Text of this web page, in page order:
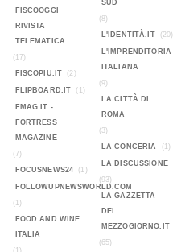
FISCOOGGI
RIVISTA
TELEMATICA
(17)
FISCOPIU.IT
(2)
FLIPBOARD.IT (1)
FMAG.IT -
FORTRESS
MAGAZINE
(7)
FOCUSNEWS24
(1)
FOLLOWUPNEWSWORLD.COM
(1)
FOOD AND WINE
ITALIA
SUD
(8)
L'IDENTITÀ.IT
(20)
L'IMPRENDITORIA
ITALIANA
(9)
LA CITTÀ DI
ROMA
(3)
LA CONCERIA
(1)
LA DISCUSSIONE
(93)
LA GAZZETTA
DEL
MEZZOGIORNO.IT
(65)